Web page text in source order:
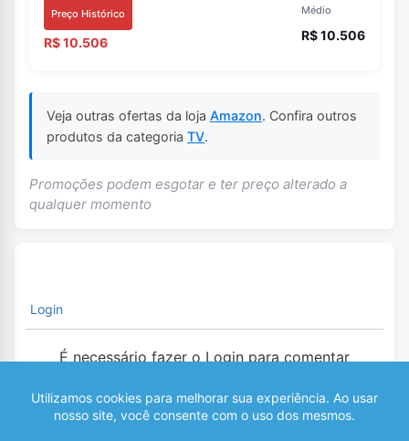
Preço Histórico
R$ 10.506
Médio
R$ 10.506
Veja outras ofertas da loja Amazon. Confira outros
produtos da categoria TV.
Promoções podem esgotar e ter preço alterado a
qualquer momento
Login
É necessário fazer o Login para comentar
0 COMENTÁRIOS